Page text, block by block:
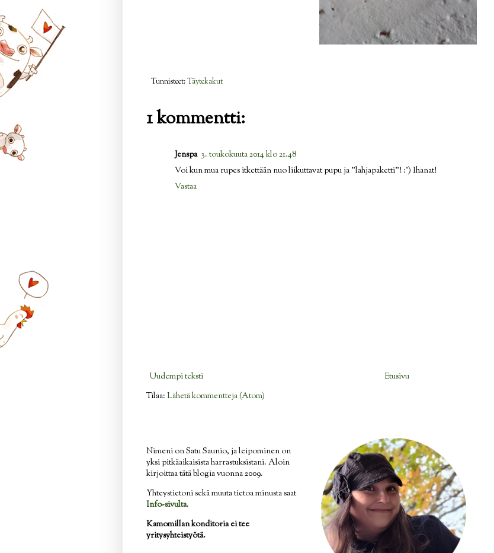
Tunnisteet:Täytekakut
1 kommentti:
Jenspa 3. toukokuuta 2014 klo 21.48
Voi kun mua rupes itkettään nuo liikuttavat pupu ja "lahjapaketti"! :') Ihanat!
Vastaa
Uudempi teksti
Etusivu
Tilaa: Lähetä kommentteja (Atom)
Nimeni on Satu Saunio, ja leipominen on
yksi pitkäaikaisista harrastuksistani. Aloin
kirjoittaa tätä blogia vuonna 2009.
Yhteystietoni sekä muuta tietoa minusta saat
Info-sivulta.
Kamomillan konditoria ei tee
yritysyhteistyötä.